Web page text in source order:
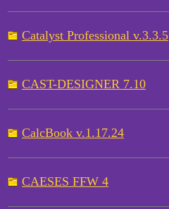
Catalyst Professional v.3.3.5
CAST-DESIGNER 7.10
CalcBook v.1.17.24
CAESES FFW 4